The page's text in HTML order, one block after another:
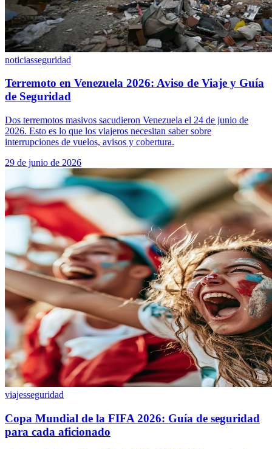
noticiasseguridad
Terremoto en Venezuela 2026: Aviso de Viaje y Guía
de Seguridad
Dos terremotos masivos sacudieron Venezuela el 24 de junio de
2026. Esto es lo que los viajeros necesitan saber sobre
interrupciones de vuelos, avisos y cobertura.
29 de junio de 2026
viajesseguridad
Copa Mundial de la FIFA 2026: Guía de seguridad
para cada aficionado